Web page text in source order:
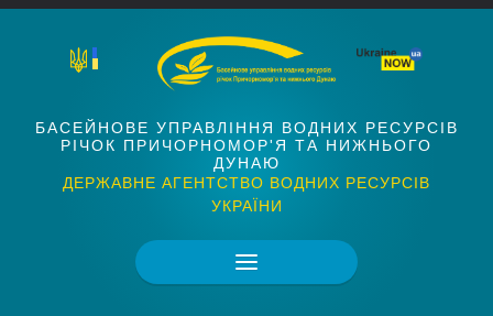
БАСЕЙНОВЕ УПРАВЛІННЯ ВОДНИХ РЕСУРСІВ
РІЧОК ПРИЧОРНОМОР'Я ТА НИЖНЬОГО
ДУНАЮ
ДЕРЖАВНЕ АГЕНТСТВО ВОДНИХ РЕСУРСІВ
УКРАЇНИ